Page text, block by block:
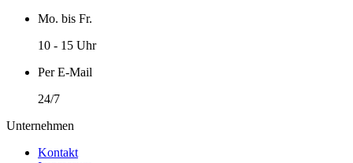
Mo. bis Fr.
10 - 15 Uhr
Per E-Mail
24/7
Unternehmen
Kontakt